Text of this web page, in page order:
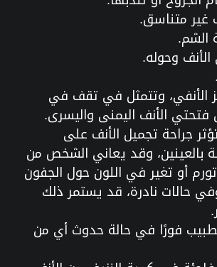
متناسق.
الشم.
وحوله.
الأنفي، وتتمثل في تقف في
فتحتي الأنف اليمنى واليسرى.
جراحة تجميل الأنف على
بالعينين، وقد يعاني الشخص من
أو تغير في اللون حول الجفون
حالات نادرة، قد يستمر ذلك
فورًا في حالة حدوث أي من